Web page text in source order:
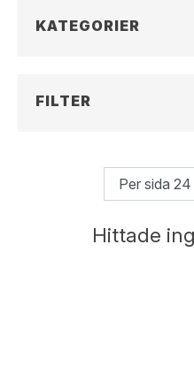
KATEGORIER
FILTER
Hittade